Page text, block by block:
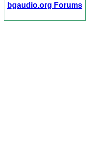
bgaudio.org Forums